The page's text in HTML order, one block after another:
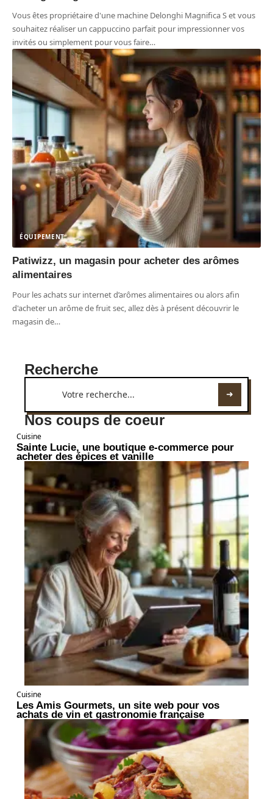
Vous êtes propriétaire d'une machine Delonghi Magnifica S et vous
souhaitez réaliser un cappuccino parfait pour impressionner vos
invités ou simplement pour vous faire…
ÉQUIPEMENT
Patiwizz, un magasin pour acheter des arômes
alimentaires
Pour les achats sur internet d’arômes alimentaires ou alors afin
d'acheter un arôme de fruit sec, allez dès à présent découvrir le
magasin de…
Recherche
Nos coups de coeur
Cuisine
Sainte Lucie, une boutique e-commerce pour
acheter des épices et vanille
Cuisine
Les Amis Gourmets, un site web pour vos
achats de vin et gastronomie française